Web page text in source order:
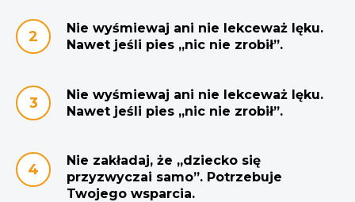
Nie wyśmiewaj ani nie lekceważ lęku.
Nawet jeśli pies „nic nie zrobił”.
Nie wyśmiewaj ani nie lekceważ lęku.
Nawet jeśli pies „nic nie zrobił”.
Nie zakładaj, że „dziecko się
przyzwyczai samo”. Potrzebuje
Twojego wsparcia.